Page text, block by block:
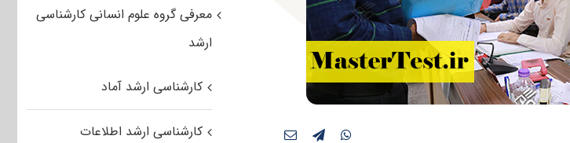
معرفی گروه علوم انسانی کارشناسی
ارشد
کارشناسی ارشد آماد
کارشناسی ارشد اطلاعات